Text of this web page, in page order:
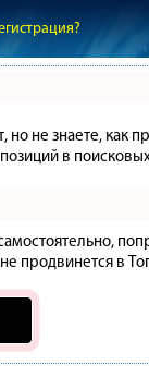
но не знаете,
в
продвинется в